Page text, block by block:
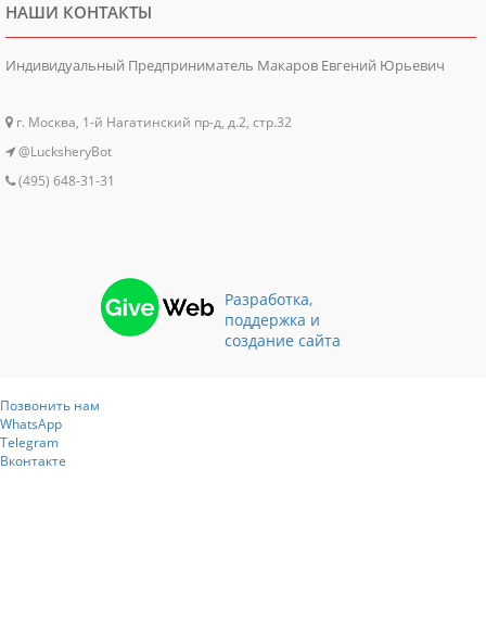
НАШИ КОНТАКТЫ
Индивидуальный Предприниматель Макаров Евгений Юрьевич
г. Москва, 1-й Нагатинский пр-д, д.2, стр.32
@LucksheryBot
(495) 648-31-31
Разработка,
поддержка и
создание сайта
Позвонить нам
WhatsApp
Telegram
Вконтакте